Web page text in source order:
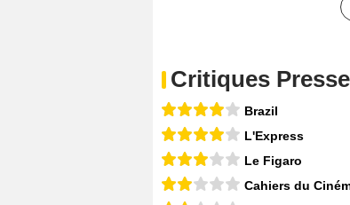
Critiques Presse
Brazil
L'Express
Le Figaro
Cahiers du